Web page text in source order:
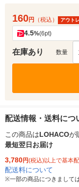
160円 （税込） アウト
4.5%(6pt)
在庫あり 数量
配送情報・送料につ
この商品はLOHACOが
最短翌日お届け
3,780円(税込)以上で基本
配送料について
※一部の商品につきまして